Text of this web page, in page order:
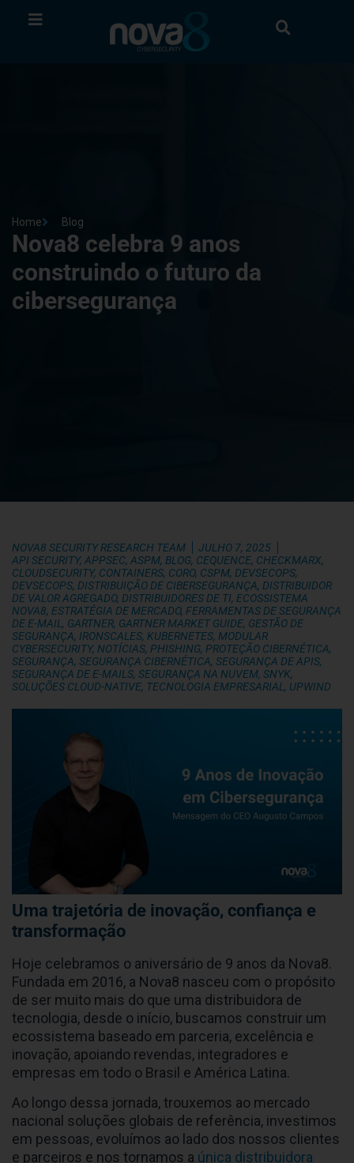
Home Blog
Nova8 celebra 9 anos
construindo o futuro da
cibersegurança
NOVA8 SECURITY RESEARCH TEAM
JULHO 7, 2025
API SECURITY, APPSEC, ASPM, BLOG, CEQUENCE, CHECKMARX,
CLOUDSECURITY, CONTAINERS, CORO, CSPM, DEVSECOPS,
DEVSECOPS, DISTRIBUIÇÃO DE CIBERSEGURANÇA, DISTRIBUIDOR
DE VALOR AGREGADO, DISTRIBUIDORES DE TI, ECOSSISTEMA
NOVA8, ESTRATÉGIA DE MERCADO, FERRAMENTAS DE SEGURANÇA
DE E-MAIL , GARTNER, GARTNER MARKET GUIDE, GESTÃO DE
SEGURANÇA, IRONSCALES, KUBERNETES, MODULAR
CYBERSECURITY, NOTÍCIAS, PHISHING, PROTEÇÃO CIBERNÉTICA,
SEGURANÇA, SEGURANÇA CIBERNÉTICA, SEGURANÇA DE APIS,
SEGURANÇA DE E-MAILS, SEGURANÇA NA NUVEM, SNYK,
SOLUÇÕES CLOUD-NATIVE, TECNOLOGIA EMPRESARIAL , UPWIND
Uma trajetória de inovação, confiança e
transformação
Hoje celebramos o aniversário de 9 anos da Nova8.
Fundada em 2016, a Nova8 nasceu com o propósito
de ser muito mais do que uma distribuidora de
tecnologia, desde o início, buscamos construir um
ecossistema baseado em parceria, excelência e
inovação, apoiando revendas, integradores e
empresas em todo o Brasil e América Latina.
Ao longo dessa jornada, trouxemos ao mercado
nacional soluções globais de referência, investimos
em pessoas, evoluímos ao lado dos nossos clientes
e parceiros e nos tornamos a única distribuidora